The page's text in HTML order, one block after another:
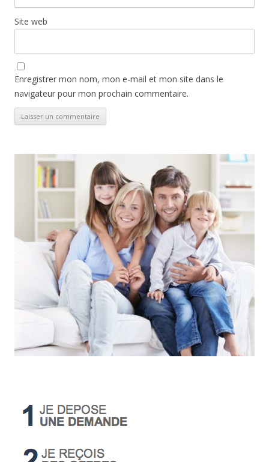
Site web
Enregistrer mon nom, mon e-mail et mon site dans le
navigateur pour mon prochain commentaire.